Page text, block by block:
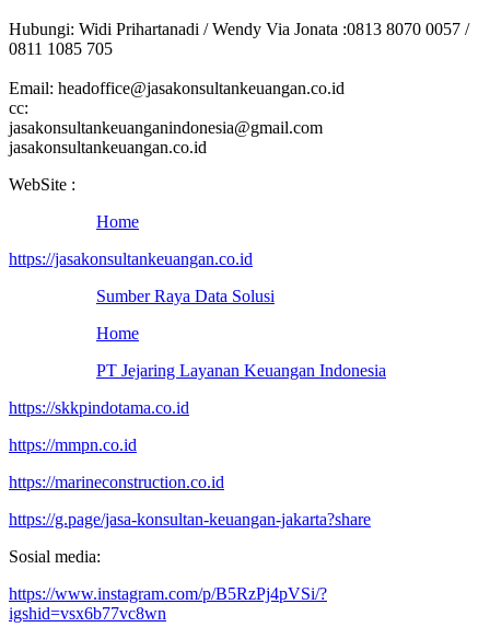
Hubungi: Widi Prihartanadi / Wendy Via Jonata :0813 8070 0057 /
0811 1085 705
Email: headoffice@jasakonsultankeuangan.co.id
cc:
jasakonsultankeuanganindonesia@gmail.com
jasakonsultankeuangan.co.id
WebSite :
Home
https://jasakonsultankeuangan.co.id
Sumber Raya Data Solusi
Home
PT Jejaring Layanan Keuangan Indonesia
https://skkpindotama.co.id
https://mmpn.co.id
https://marineconstruction.co.id
https://g.page/jasa-konsultan-keuangan-jakarta?share
Sosial media:
https://www.instagram.com/p/B5RzPj4pVSi/?
igshid=vsx6b77vc8wn